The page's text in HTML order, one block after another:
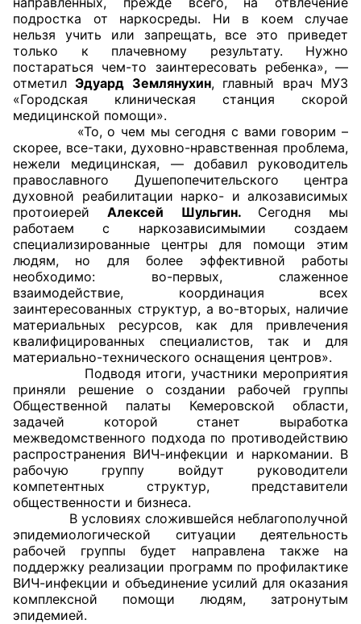
Рекомендации
Порядок работы ЦОН
Аппарат ОП КО
УСТАВ ГКУ “АППАРАТ ОП КО”
Доходы руководителя за 2024 г.
подростка от наркосреды. Ни в коем случае
нельзя учить или запрещать, все это приведет
только к плачевному результату. Нужно
постараться чем-то заинтересовать ребенка», —
отметил Эдуард Землянухин, главный врач МУЗ
«Городская клиническая станция скорой
медицинской помощи».
«То, о чем мы сегодня с вами говорим –
скорее, все-таки, духовно-нравственная проблема,
нежели медицинская, — добавил руководитель
православного Душепопечительского центра
духовной реабилитации нарко- и алкозависимых
протоиерейАлексей Шульгин. Сегодня мы
работаем с наркозависимымии создаем
специализированные центры для помощи этим
людям, но для более эффективной работы
необходимо: во-первых, слаженное
взаимодействие, координация всех
заинтересованных структур, а во-вторых, наличие
материальных ресурсов, как для привлечения
квалифицированных специалистов, так и для
материально-технического оснащения центров».
Подводя итоги, участники мероприятия
приняли решение о создании рабочей группы
Общественной палаты Кемеровской области,
задачей которой станет выработка
межведомственного подхода по противодействию
распространения ВИЧ-инфекции и наркомании. В
рабочую группу войдут руководители
компетентных структур, представители
общественности и бизнеса.
В условиях сложившейся неблагополучной
эпидемиологической ситуации деятельность
рабочей группы будет направлена также на
поддержку реализации программ по профилактике
ВИЧ-инфекции и объединение усилий для оказания
комплексной помощи людям, затронутым
эпидемией.